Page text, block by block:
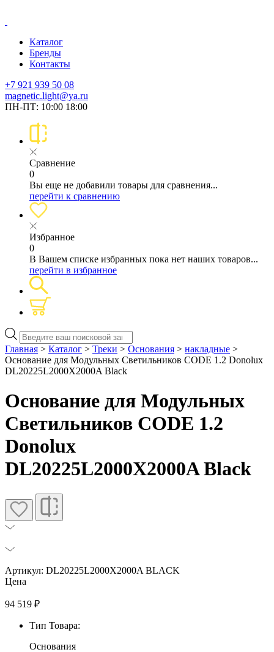
Каталог
Бренды
Контакты
+7 921 939 50 08
magnetic.light@ya.ru
ПН-ПТ: 10:00 18:00
Сравнение
0
Вы еще не добавили товары для сравнения...
перейти к сравнению
Избранное
0
В Вашем списке избранных пока нет наших товаров...
перейти в избранное
Поиск
товаров
Главная > Каталог > Треки > Основания > накладные >
Основание для Модульных Светильников CODE 1.2 Donolux
DL20225L2000X2000A Black
Основание для Модульных
Светильников CODE 1.2
Donolux
DL20225L2000X2000A Black
Артикул: DL20225L2000X2000A BLACK
Цена
94 519 ₽
Тип Товара:
Основания